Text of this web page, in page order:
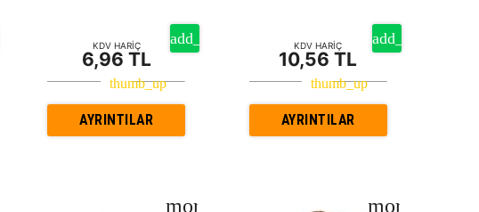
KDV HARİÇ
6,96 TL
AYRINTILAR
KDV HARİÇ
10,56 TL
AYRINTILAR